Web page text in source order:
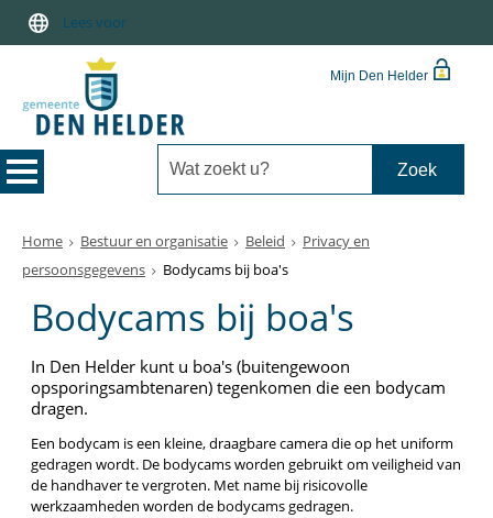
Lees voor
Mijn Den Helder
Home Bestuur en organisatie Beleid
Privacy en
persoonsgegevens
Bodycams bij boa's
Bodycams bij boa's
In Den Helder kunt u boa's (buitengewoon
opsporingsambtenaren) tegenkomen die een bodycam
dragen.
Een bodycam is een kleine, draagbare camera die op het uniform
gedragen wordt. De bodycams worden gebruikt om veiligheid van
de handhaver te vergroten. Met name bij risicovolle
werkzaamheden worden de bodycams gedragen.